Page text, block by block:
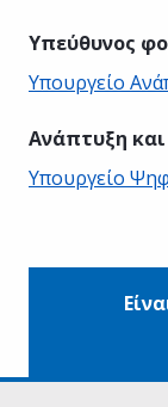
Υπεύθυνος
Υπουργείο
Ανάπτυξη
Υπουργείο